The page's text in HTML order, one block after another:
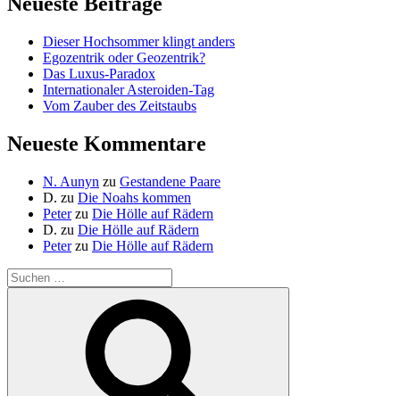
Dieser Hochsommer klingt anders
Egozentrik oder Geozentrik?
Das Luxus-Paradox
Internationaler Asteroiden-Tag
Vom Zauber des Zeitstaubs
Neueste Kommentare
N. Aunyn zu Gestandene Paare
D. zu Die Noahs kommen
Peterzu Die Hölle auf Rädern
D. zu Die Hölle auf Rädern
Peterzu Die Hölle auf Rädern
Suche
nach: